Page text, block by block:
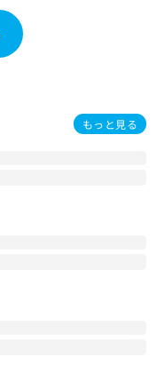
もっと見る